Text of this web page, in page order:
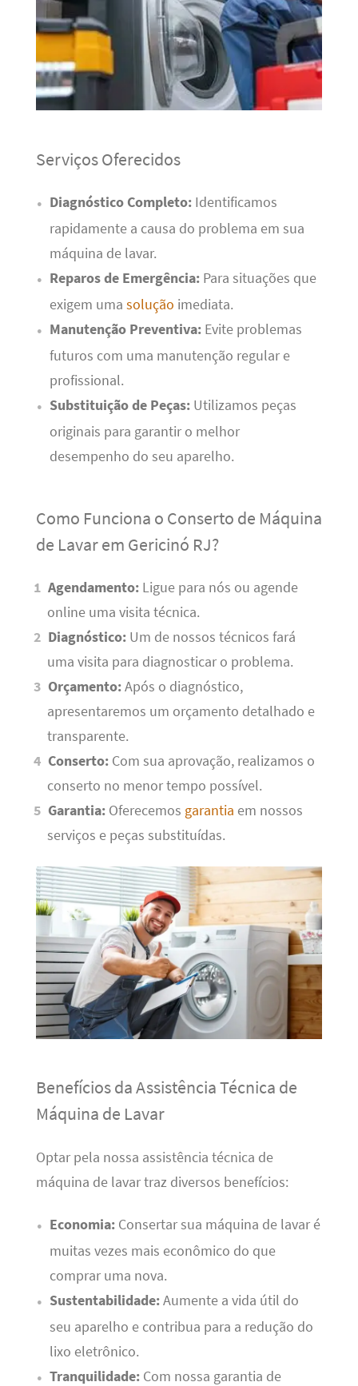
Serviços Oferecidos
Diagnóstico Completo:Identificamos
rapidamente a causa do problema em sua
máquina de lavar.
Reparos de Emergência:Para situações que
exigem uma solução imediata.
Manutenção Preventiva:Evite problemas
futuros com uma manutenção regular e
profissional.
Substituição de Peças:Utilizamos peças
originais para garantir o melhor
desempenho do seu aparelho.
Como Funciona o Conserto de Máquina
de Lavar em Gericinó RJ?
Agendamento: Ligue para nós ou agende
online uma visita técnica.
Diagnóstico: Um de nossos técnicos fará
uma visita para diagnosticar o problema.
Orçamento:Após o diagnóstico,
apresentaremos um orçamento detalhado e
transparente.
Conserto: Com sua aprovação, realizamos o
conserto no menor tempo possível.
Garantia: Oferecemos garantia em nossos
serviços e peças substituídas.
Benefícios da Assistência Técnica de
Máquina de Lavar
Optar pela nossa assistência técnica de
máquina de lavar traz diversos benefícios:
Economia:Consertar sua máquina de lavar é
muitas vezes mais econômico do que
comprar uma nova.
Sustentabilidade:Aumente a vida útil do
seu aparelho e contribua para a redução do
lixo eletrônico.
Tranquilidade:Com nossa garantia de